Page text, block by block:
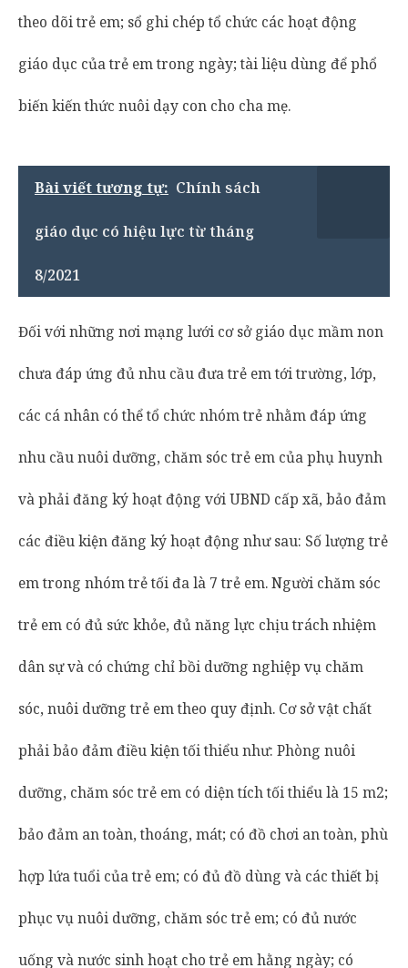
theo dõi trẻ em; sổ ghi chép tổ chức các hoạt động
giáo dục của trẻ em trong ngày; tài liệu dùng để phổ
biến kiến thức nuôi dạy con cho cha mẹ.
Bài viết tương tự: Chính sách
giáo dục có hiệu lực từ tháng
8/2021
Đối với những nơi mạng lưới cơ sở giáo dục mầm non
chưa đáp ứng đủ nhu cầu đưa trẻ em tới trường, lớp,
các cá nhân có thể tổ chức nhóm trẻ nhằm đáp ứng
nhu cầu nuôi dưỡng, chăm sóc trẻ em của phụ huynh
và phải đăng ký hoạt động với UBND cấp xã, bảo đảm
các điều kiện đăng ký hoạt động như sau: Số lượng trẻ
em trong nhóm trẻ tối đa là 7 trẻ em. Người chăm sóc
trẻ em có đủ sức khỏe, đủ năng lực chịu trách nhiệm
dân sự và có chứng chỉ bồi dưỡng nghiệp vụ chăm
sóc, nuôi dưỡng trẻ em theo quy định. Cơ sở vật chất
phải bảo đảm điều kiện tối thiểu như: Phòng nuôi
dưỡng, chăm sóc trẻ em có diện tích tối thiểu là 15 m2;
bảo đảm an toàn, thoáng, mát; có đồ chơi an toàn, phù
hợp lứa tuổi của trẻ em; có đủ đồ dùng và các thiết bị
phục vụ nuôi dưỡng, chăm sóc trẻ em; có đủ nước
uống và nước sinh hoạt cho trẻ em hằng ngày; có